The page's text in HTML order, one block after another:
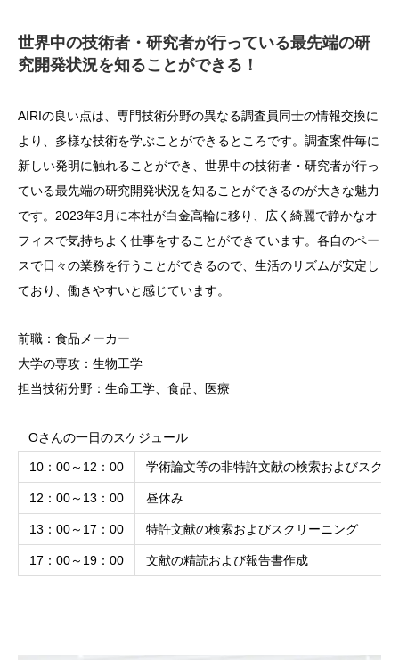
世界中の技術者・研究者が行っている最先端の研
究開発状況を知ることができる！
AIRIの良い点は、専門技術分野の異なる調査員同士の情報交換に
より、多様な技術を学ぶことができるところです。調査案件毎に
新しい発明に触れることができ、世界中の技術者・研究者が行っ
ている最先端の研究開発状況を知ることができるのが大きな魅力
です。2023年3月に本社が白金高輪に移り、広く綺麗で静かなオ
フィスで気持ちよく仕事をすることができています。各自のペー
スで日々の業務を行うことができるので、生活のリズムが安定し
ており、働きやすいと感じています。
前職：食品メーカー
大学の専攻：生物工学
担当技術分野：生命工学、食品、医療
Oさんの一日のスケジュール
10：00～12：00 学術論文等の非特許文献の検索およびスクリ
12：00～13：00 昼休み
13：00～17：00 特許文献の検索およびスクリーニング
17：00～19：00 文献の精読および報告書作成